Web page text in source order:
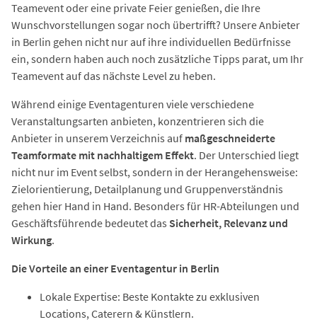
Teamevent oder eine private Feier genießen, die Ihre
Wunschvorstellungen sogar noch übertrifft? Unsere Anbieter
in Berlin gehen nicht nur auf ihre individuellen Bedürfnisse
ein, sondern haben auch noch zusätzliche Tipps parat, um Ihr
Teamevent auf das nächste Level zu heben.
Während einige Eventagenturen viele verschiedene
Veranstaltungsarten anbieten, konzentrieren sich die
Anbieter in unserem Verzeichnis auf maßgeschneiderte
Teamformate mit nachhaltigem Effekt. Der Unterschied liegt
nicht nur im Event selbst, sondern in der Herangehensweise:
Zielorientierung, Detailplanung und Gruppenverständnis
gehen hier Hand in Hand. Besonders für HR-Abteilungen und
Geschäftsführende bedeutet das Sicherheit, Relevanz und
Wirkung.
Die Vorteile an einer Eventagentur in Berlin
Lokale Expertise: Beste Kontakte zu exklusiven
Locations, Caterern & Künstlern.